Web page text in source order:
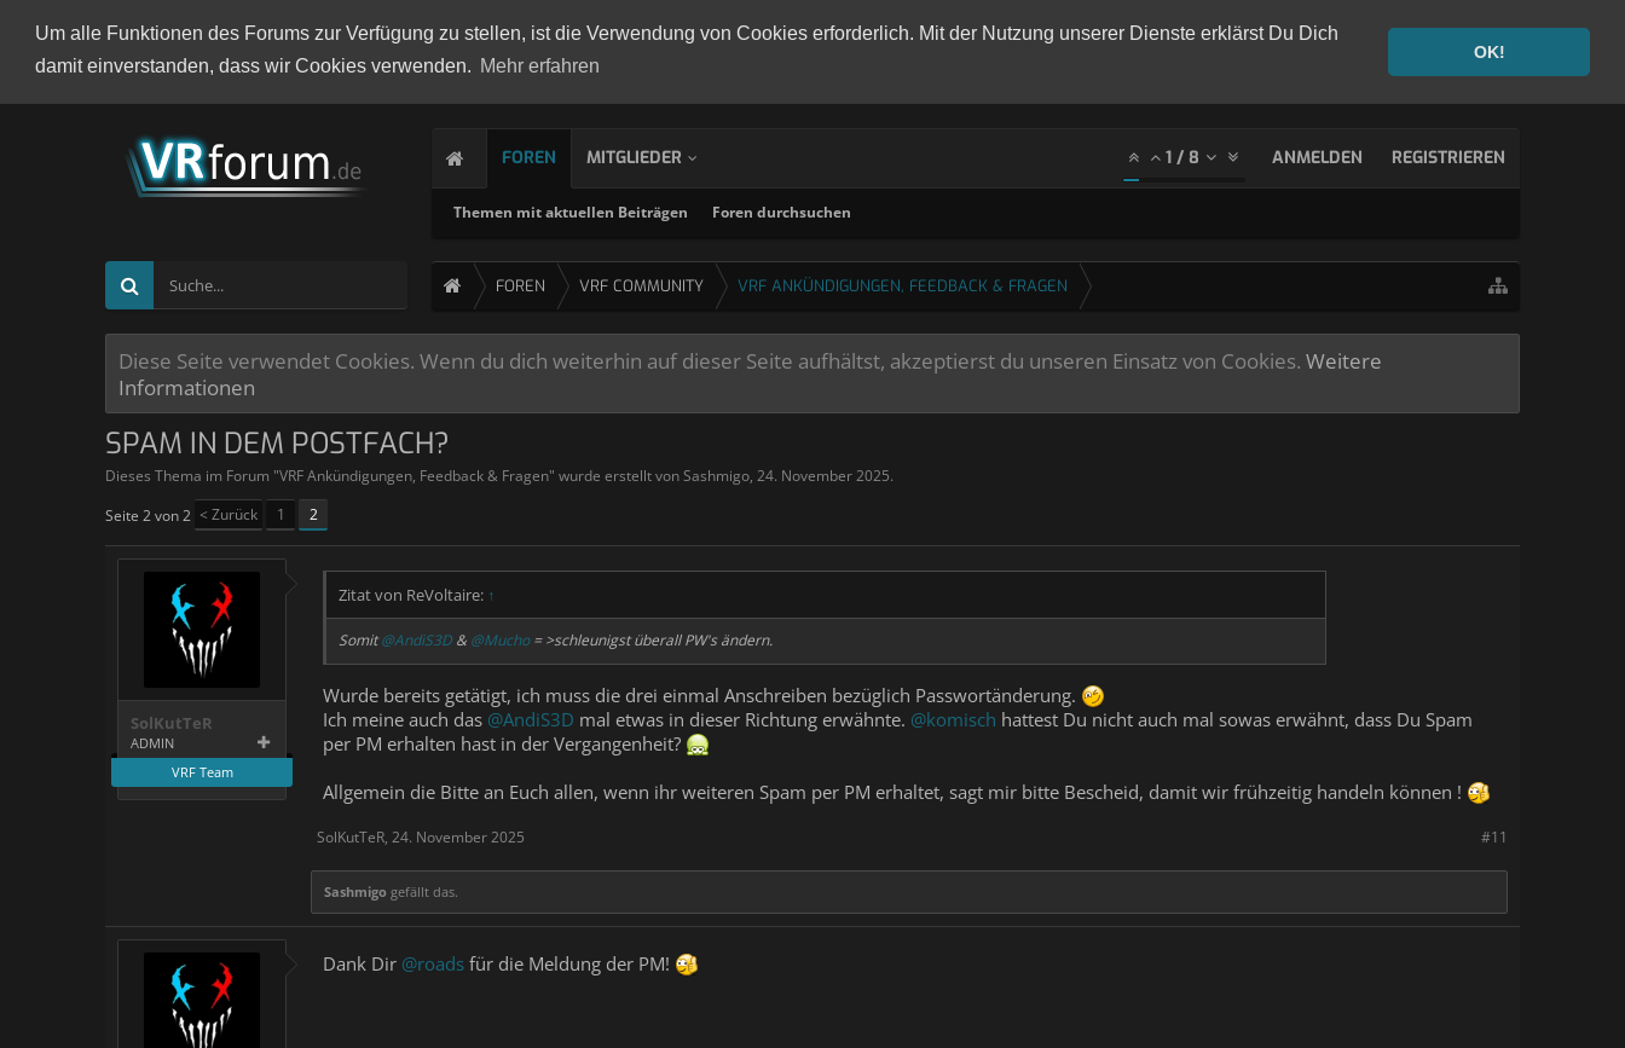
Um alle Funktionen des Forums zur Verfügung zu stellen, ist die Verwendung von Cookies erforderlich. Mit der Nutzung unserer Dienste erklärst Du Dich
damit einverstanden, dass wir Cookies verwenden. Mehr erfahren
OK!
FOREN
Themen mit aktuellen Beiträgen Foren durchsuchen
MITGLIEDER 1 / 8 ANMELDEN REGISTRIEREN
FOREN VRF COMMUNITY VRF ANKÜNDIGUNGEN, FEEDBACK & FRAGEN
Diese Seite verwendet Cookies. Wenn du dich weiterhin auf dieser Seite aufhältst, akzeptierst du unseren Einsatz von Cookies. Weitere
Informationen
SPAM IN DEM POSTFACH?
Dieses Thema im Forum "VRF Ankündigungen, Feedback & Fragen" wurde erstellt vonSashmigo, 24. November 2025.
Seite 2 von 2 < Zurück 1 2
SolKutTeR
ADMIN
VRF Team
Zitat von ReVoltaire: ↑
Somit@AndiS3D & @Mucho= >schleunigst überall PW's ändern.
Wurde bereits getätigt, ich muss die drei einmal Anschreiben bezüglich Passwortänderung.
Ich meine auch das @AndiS3D mal etwas in dieser Richtung erwähnte. @komisch hattest Du nicht auch mal sowas erwähnt, dass Du Spam
per PM erhalten hast in der Vergangenheit?
Allgemein die Bitte an Euch allen, wenn ihr weiteren Spam per PM erhaltet, sagt mir bitte Bescheid, damit wir frühzeitig handeln können !
#11
SolKutTeR, 24. November 2025
Sashmigo gefällt das.
Dank Dir @roads für die Meldung der PM!